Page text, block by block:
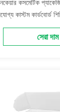
কসমেটিক
কাস্টম কার্ডবোর্ড
সেরা